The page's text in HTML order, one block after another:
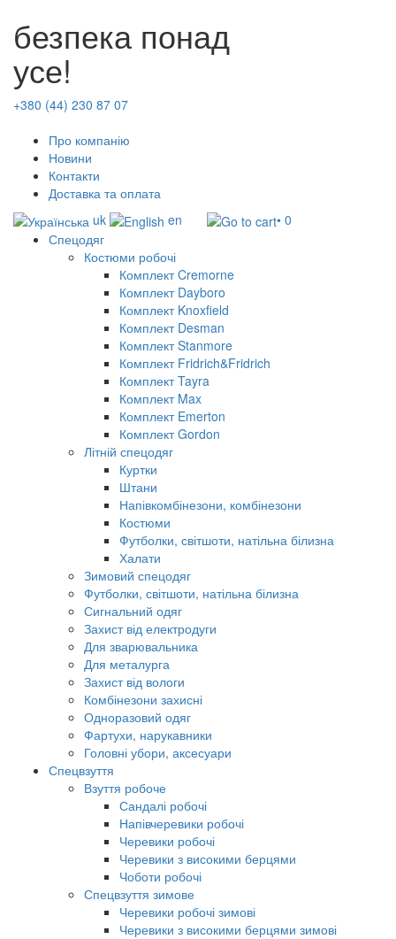
безпека понад
усе!
+380 (44) 230 87 07
Про компанію
Новини
Контакти
Доставка та оплата
uk
en
• 0
Спецодяг
Костюми робочі
Комплект Cremorne
Комплект Dayboro
Комплект Knoxfield
Комплект Desman
Комплект Stanmore
Комплект Fridrich&Fridrich
Комплект Tayra
Комплект Max
Комплект Emerton
Комплект Gordon
Літній спецодяг
Куртки
Штани
Напівкомбінезони, комбінезони
Костюми
Футболки, світшоти, натільна білизна
Халати
Зимовий спецодяг
Футболки, світшоти, натільна білизна
Сигнальний одяг
Захист від електродуги
Для зварювальника
Для металурга
Захист від вологи
Комбінезони захисні
Одноразовий одяг
Фартухи, нарукавники
Головні убори, аксесуари
Спецвзуття
Взуття робоче
Сандалі робочі
Напівчеревики робочі
Черевики робочі
Черевики з високими берцями
Чоботи робочі
Спецвзуття зимове
Черевики робочі зимові
Черевики з високими берцями зимові